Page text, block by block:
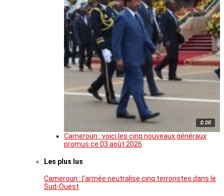
© DR
Cameroun : voici les cinq nouveaux généraux
promus ce 03 août 2026
Les plus lus
Cameroun : l’armée neutralise cinq terroristes dans le
Sud-Ouest